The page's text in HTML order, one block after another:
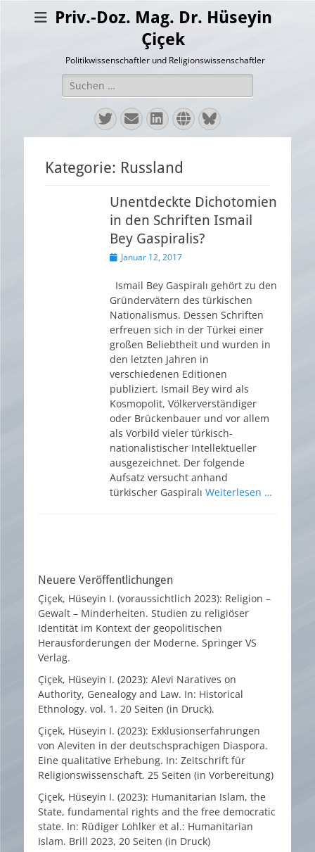
Priv.-Doz. Mag. Dr. Hüseyin
Çiçek
Politikwissenschaftler und Religionswissenschaftler
Suchen
nach:
Twitter
E-
Mail
LinkedIn
Website
Bluesky
Kategorie: Russland
Unentdeckte Dichotomien
in den Schriften Ismail
Bey Gaspiralis?
Veröffentlicht
Januar 12, 2017
Ismail Bey Gaspiralı gehört zu den
Gründervätern des türkischen
Nationalismus. Dessen Schriften
erfreuen sich in der Türkei einer
großen Beliebtheit und wurden in
den letzten Jahren in
verschiedenen Editionen
publiziert. Ismail Bey wird als
Kosmopolit, Völkerverständiger
oder Brückenbauer und vor allem
als Vorbild vieler türkisch-
nationalistischer Intellektueller
ausgezeichnet. Der folgende
Aufsatz versucht anhand
türkischer Gaspiralı Weiterlesen …
Neuere Veröffentlichungen
Çiçek, Hüseyin I. (voraussichtlich 2023): Religion –
Gewalt – Minderheiten. Studien zu religiöser
Identität im Kontext der geopolitischen
Herausforderungen der Moderne. Springer VS
Verlag.
Çiçek, Hüseyin I. (2023): Alevi Naratives on
Authority, Genealogy and Law. In: Historical
Ethnology. vol. 1. 20 Seiten (in Druck).
Çiçek, Hüseyin I. (2023): Exklusionserfahrungen
von Aleviten in der deutschsprachigen Diaspora.
Eine qualitative Erhebung. In: Zeitschrift für
Religionswissenschaft. 25 Seiten (in Vorbereitung)
Çiçek, Hüseyin I. (2023): Humanitarian Islam, the
State, fundamental rights and the free democratic
state. In: Rüdiger Lohlker et al.: Humanitarian
Islam. Brill 2023, 20 Seiten (in Druck)